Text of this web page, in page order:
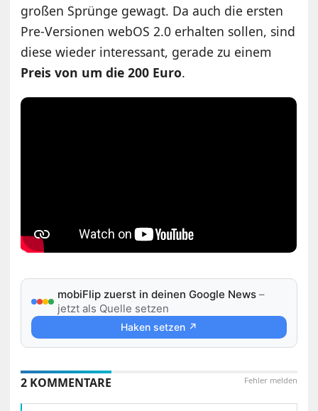
großen Sprünge gewagt. Da auch die ersten
Pre-Versionen webOS 2.0 erhalten sollen, sind
diese wieder interessant, gerade zu einem
Preis von um die 200 Euro.
mobiFlip zuerst in deinen Google News –
jetzt als Quelle setzen
Haken setzen ↗
Fehler melden
2 KOMMENTARE